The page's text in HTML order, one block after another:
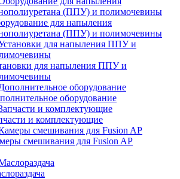
для напыления
(ППУ) и полимочевины
для напыления ППУ и
оборудование
и комплектующие
смешивания для Fusion AP